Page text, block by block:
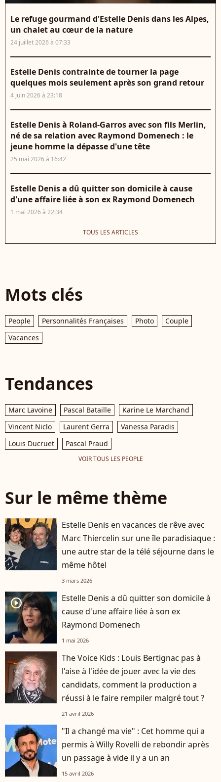
Le refuge gourmand d'Estelle Denis dans les Alpes,
un chalet au cœur de la nature
24 juillet 2026 à 07:33
Estelle Denis contrainte de tourner la page
quelques mois seulement après son grand retour
4 juin 2026 à 23:18
Estelle Denis à Roland-Garros avec son fils Merlin,
né de sa relation avec Raymond Domenech : le
jeune homme la dépasse d'une tête
25 mai 2026 à 16:42
Estelle Denis a dû quitter son domicile à cause
d'une affaire liée à son ex Raymond Domenech
1 mai 2026 à 22:34
TOUS LES ARTICLES
Mots clés
People Personnalités Françaises Photo
Couple
Vacances
Tendances
Marc Lavoine Pascal Bataille
Karine Le Marchand
Vincent Niclo
Laurent Gerra
Vanessa Paradis
Louis Ducruet
Pascal Praud
VOIR TOUS LES PEOPLE
Sur le même thème
Estelle Denis en vacances de rêve avec
Marc Thiercelin sur une île paradisiaque :
une autre star de la télé séjourne dans le
même hôtel
3 mars 2026
player2
Estelle Denis a dû quitter son domicile à
cause d'une affaire liée à son ex
Raymond Domenech
1 mai 2026
The Voice Kids : Louis Bertignac pas à
l'aise à l'idée de jouer avec la vie des
candidats, comment la production a
réussi à le faire rempiler malgré tout ?
21 avril 2026
"Il a changé ma vie" : Cet homme qui a
permis à Willy Rovelli de rebondir après
un passage à vide il y a un an
15 avril 2026